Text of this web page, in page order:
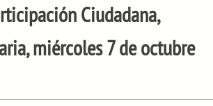
Ciudadana,
miércoles 7 de octubre